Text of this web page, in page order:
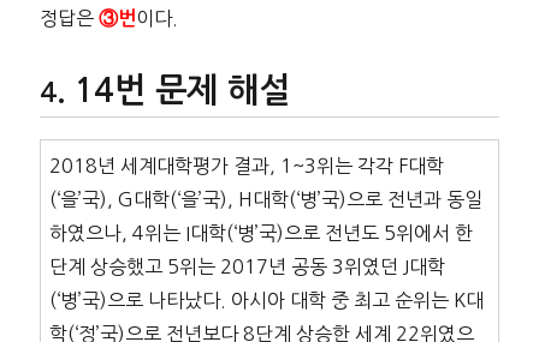
정답은③번 이다.
14번 문제 해설
2018년 세계대학평가 결과, 1~3위는 각각 F대학
(‘을’국), G대학(‘을’국), H대학(‘병’국)으로 전년과 동일
하였으나, 4위는 I대학(‘병’국)으로 전년도 5위에서 한
단계 상승했고 5위는 2017년 공동 3위였던 J대학
(‘병’국)으로 나타났다. 아시아 대학 중 최고 순위는 K대
학(‘정’국)으로 전년보다 8단계 상승한 세계 22위였으